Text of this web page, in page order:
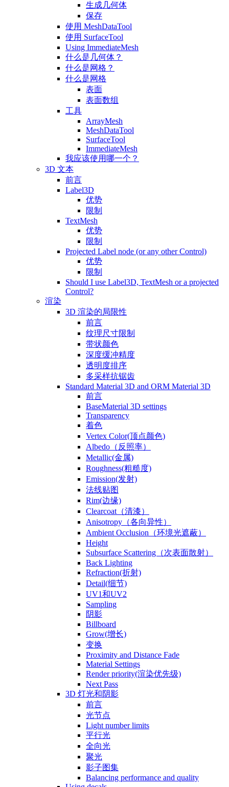
生成几何体
保存
使用 MeshDataTool
使用 SurfaceTool
Using ImmediateMesh
什么是几何体？
什么是网格？
什么是网格
表面
表面数组
工具
ArrayMesh
MeshDataTool
SurfaceTool
ImmediateMesh
我应该使用哪一个？
3D 文本
前言
Label3D
优势
限制
TextMesh
优势
限制
Projected Label node (or any other Control)
优势
限制
Should I use Label3D, TextMesh or a projected
Control?
渲染
3D 渲染的局限性
前言
纹理尺寸限制
带状颜色
深度缓冲精度
透明度排序
多采样抗锯齿
Standard Material 3D and ORM Material 3D
前言
BaseMaterial 3D settings
Transparency
着色
Vertex Color(顶点颜色)
Albedo（反照率）
Metallic(金属)
Roughness(粗糙度)
Emission(发射)
法线贴图
Rim(边缘)
Clearcoat（清漆）
Anisotropy（各向异性）
Ambient Occlusion（环境光遮蔽）
Height
Subsurface Scattering（次表面散射）
Back Lighting
Refraction(折射)
Detail(细节)
UV1和UV2
Sampling
阴影
Billboard
Grow(增长)
变换
Proximity and Distance Fade
Material Settings
Render priority(渲染优先级)
Next Pass
3D 灯光和阴影
前言
光节点
Light number limits
平行光
全向光
聚光
影子图集
Balancing performance and quality